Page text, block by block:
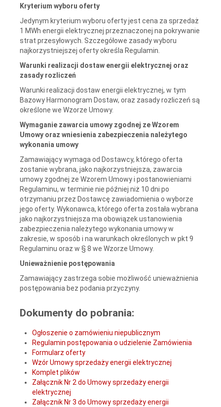
Kryterium wyboru oferty
Jedynym kryterium wyboru oferty jest cena za sprzedaż
1 MWh energii elektrycznej przeznaczonej na pokrywanie
strat przesyłowych. Szczegółowe zasady wyboru
najkorzystniejszej oferty określa Regulamin.
Warunki realizacji dostaw energii elektrycznej oraz
zasady rozliczeń
Warunki realizacji dostaw energii elektrycznej, w tym
Bazowy Harmonogram Dostaw, oraz zasady rozliczeń są
określone we Wzorze Umowy.
Wymaganie zawarcia umowy zgodnej ze Wzorem
Umowy oraz wniesienia zabezpieczenia należytego
wykonania umowy
Zamawiający wymaga od Dostawcy, którego oferta
zostanie wybrana, jako najkorzystniejsza, zawarcia
umowy zgodnej ze Wzorem Umowy i postanowieniami
Regulaminu, w terminie nie później niż 10 dni po
otrzymaniu przez Dostawcę zawiadomienia o wyborze
jego oferty. Wykonawca, którego oferta została wybrana
jako najkorzystniejsza ma obowiązek ustanowienia
zabezpieczenia należytego wykonania umowy w
zakresie, w sposób i na warunkach określonych w pkt 9
Regulaminu oraz w § 8 we Wzorze Umowy.
Unieważnienie postępowania
Zamawiający zastrzega sobie możliwość unieważnienia
postępowania bez podania przyczyny.
Dokumenty do pobrania:
Ogłoszenie o zamówieniu niepublicznym
Regulamin postępowania o udzielenie Zamówienia
Formularz oferty
Wzór Umowy sprzedaży energii elektrycznej
Komplet plików
Załącznik Nr 2 do Umowy sprzedaży energii
elektrycznej
Załącznik Nr 3 do Umowy sprzedaży energii